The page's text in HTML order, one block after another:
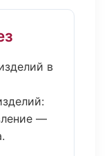
в
—